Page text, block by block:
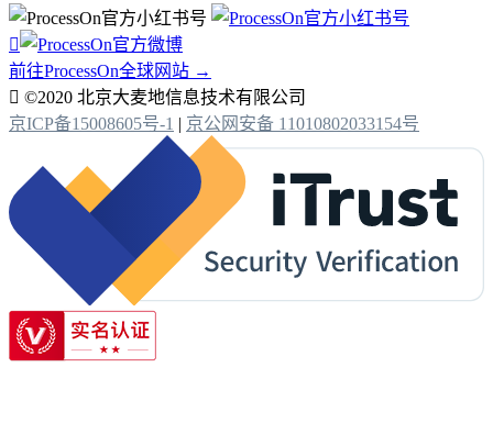

前往ProcessOn全球网站 →
 ©2020 北京大麦地信息技术有限公司
京ICP备15008605号-1 | 京公网安备 11010802033154号